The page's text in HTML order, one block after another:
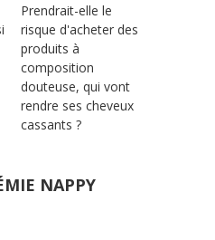
Prendrait-elle le
risque d'acheter des
produits à
composition
douteuse, qui vont
rendre ses cheveux
cassants ?
NAPPY